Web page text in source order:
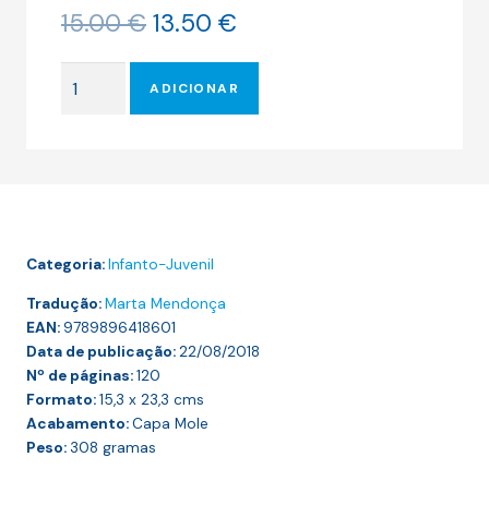
15.00€ O
original
era:
15.00 €.
13.50 €
atual
é:
13.50 €.
Mares
do
Sul
ADICIONAR
Categoria:Infanto-Juvenil
Tradução:Marta Mendonça
EAN:9789896418601
Data de publicação:22/08/2018
Nº de páginas:120
Formato:15,3 x 23,3 cms
Acabamento:Capa Mole
Peso:308 gramas